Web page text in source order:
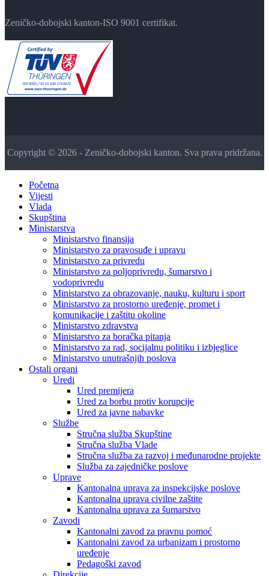
Zeničko-dobojski kanton-ISO 9001 certifikat.
Copyright © 2026 - Zeničko-dobojski kanton. Sva prava pridržana.
Početna
Vijesti
Vlada
Skupština
Ministarstva
Ministarstvo finansija
Ministarstvo za pravosuđe i upravu
Ministarstvo za privredu
Ministarstvo za poljoprivredu, šumarstvo i
vodoprivredu
Ministarstvo za obrazovanje, nauku, kulturu i sport
Ministarstvo za prostorno uređenje, promet i
komunikacije i zaštitu okoline
Ministarstvo zdravstva
Ministarstvo za boračka pitanja
Ministarstvo za rad, socijalnu politiku i izbjeglice
Ministarstvo unutrašnjih poslova
Ostali organi
Uredi
Ured premijera
Ured za borbu protiv korupcije
Ured za javne nabavke
Službe
Stručna služba Skupštine
Stručna služba Vlade
Stručna služba za razvoj i međunarodne projekte
Služba za zajedničke poslove
Uprave
Kantonalna uprava za inspekcijske poslove
Kantonalna uprava civilne zaštite
Kantonalna uprava za šumarstvo
Zavodi
Kantonalni zavod za pravnu pomoć
Kantonalni zavod za urbanizam i prostorno
uređenje
Pedagoški zavod